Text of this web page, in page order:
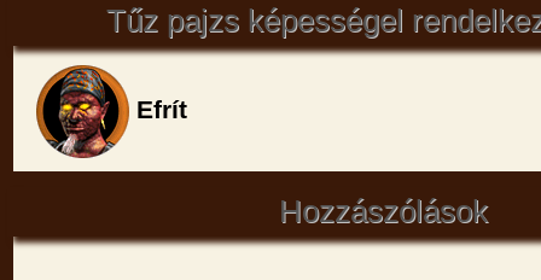
Tűz pajzs képességel
Efrít
Hozzászólások